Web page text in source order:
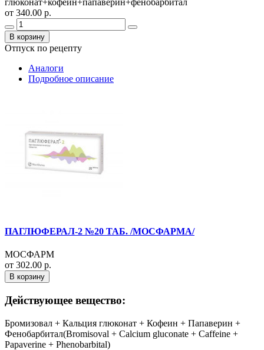
от 340.00 р.
В корзину
Отпуск по рецепту
Аналоги
Подробное описание
ПАГЛЮФЕРАЛ-2 №20 ТАБ. /МОСФАРМА/
МОСФАРМ
от 302.00 р.
В корзину
Действующее вещество:
Бромизовал + Кальция глюконат + Кофеин + Папаверин +
Фенобарбитал(Bromisoval + Calcium gluconate + Caffeine +
Papaverine + Phenobarbital)